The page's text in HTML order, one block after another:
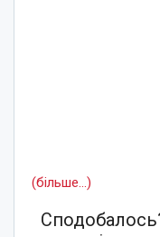
(більше…)